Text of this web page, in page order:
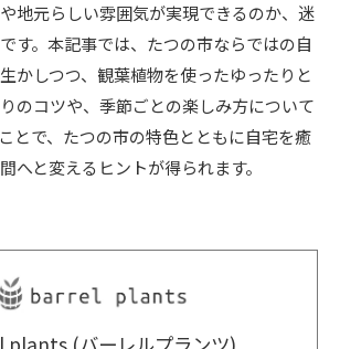
地元らしい雰囲気が実現できるのか、迷
す。本記事では、たつの市ならではの自
かしつつ、観葉植物を使ったゆったりと
のコツや、季節ごとの楽しみ方について
とで、たつの市の特色とともに自宅を癒
へと変えるヒントが得られます。